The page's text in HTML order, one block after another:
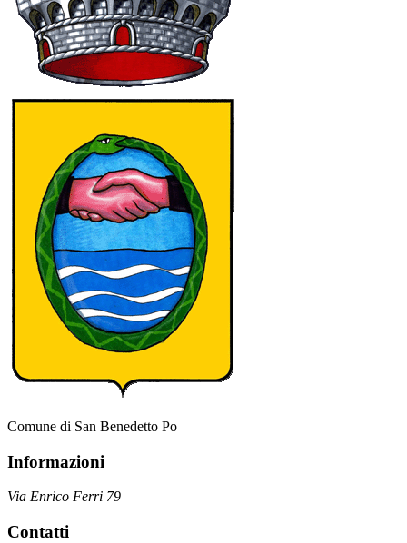
Comune di San Benedetto Po
Informazioni
Via Enrico Ferri 79
Contatti